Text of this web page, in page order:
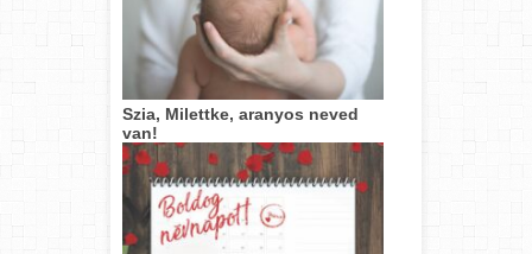
Szia, Milettke, aranyos neved
van!